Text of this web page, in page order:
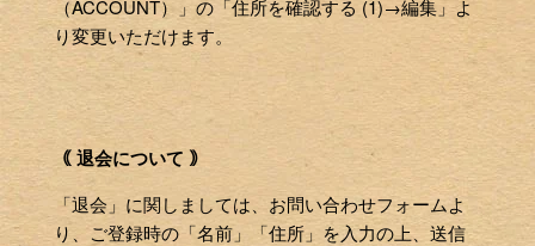
（ACCOUNT）」の「住所を確認する (1)→編集」よ
り変更いただけます。
｟ 退会について ｠
「退会」に関しましては、お問い合わせフォームよ
り、ご登録時の「名前」「住所」を入力の上、送信